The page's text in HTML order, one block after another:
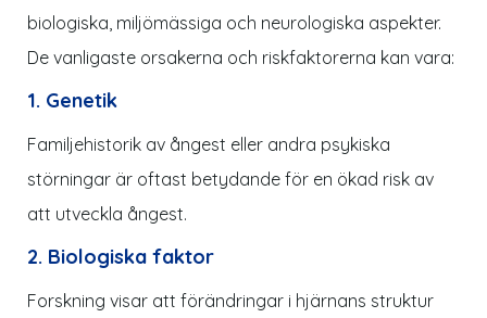
biologiska, miljömässiga och neurologiska aspekter.
De vanligaste orsakerna och riskfaktorerna kan vara:
1. Genetik
Familjehistorik av ångest eller andra psykiska
störningar är oftast betydande för en ökad risk av
att utveckla ångest.
2. Biologiska faktor
Forskning visar att förändringar i hjärnans struktur